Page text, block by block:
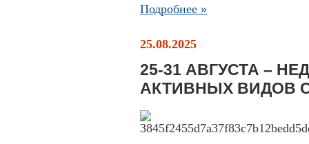
Подробнее »
25.08.2025
25-31 АВГУСТА –
АКТИВНЫХ ВИДОВ